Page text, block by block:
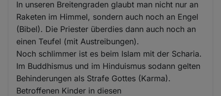
In unseren Breitengraden glaubt man nicht nur an
Raketen im Himmel, sondern auch noch an Engel
(Bibel). Die Priester überdies dann auch noch an
einen Teufel (mit Austreibungen).
Noch schlimmer ist es beim Islam mit der Scharia.
Im Buddhismus und im Hinduismus sodann gelten
Behinderungen als Strafe Gottes (Karma).
Betroffenen Kinder in diesen